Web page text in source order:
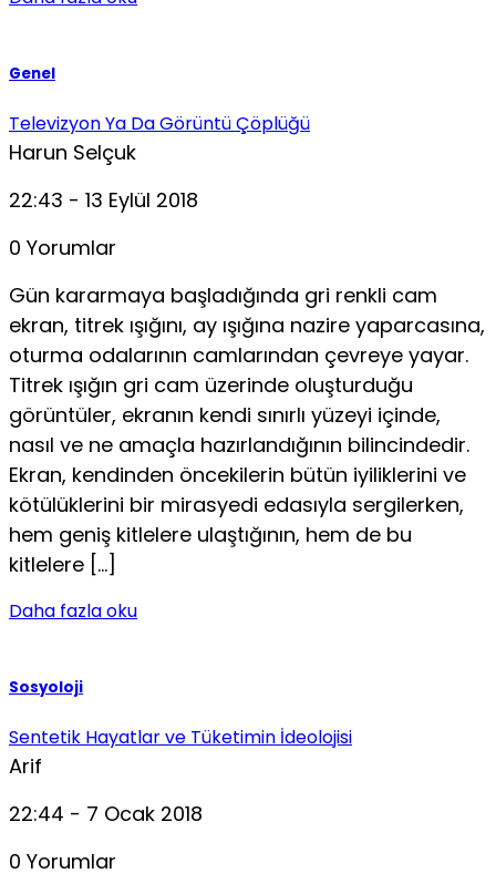
Genel
Televizyon Ya Da Görüntü Çöplüğü
Harun Selçuk
22:43 - 13 Eylül 2018
0 Yorumlar
Gün kararmaya başladığında gri renkli cam
ekran, titrek ışığını, ay ışığına nazire yaparcasına,
oturma odalarının camlarından çevreye yayar.
Titrek ışığın gri cam üzerinde oluşturduğu
görüntüler, ekranın kendi sınırlı yüzeyi içinde,
nasıl ve ne amaçla hazırlandığının bilincindedir.
Ekran, kendinden öncekilerin bütün iyiliklerini ve
kötülüklerini bir mirasyedi edasıyla sergilerken,
hem geniş kitlelere ulaştığının, hem de bu
kitlelere […]
Daha fazla oku
Sosyoloji
Sentetik Hayatlar ve Tüketimin İdeolojisi
Arif
22:44 - 7 Ocak 2018
0 Yorumlar